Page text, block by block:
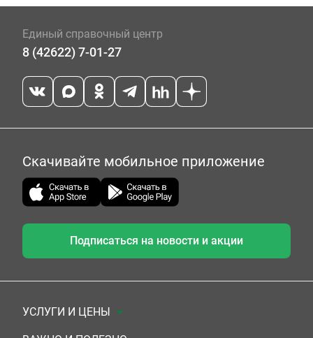
Единый справочный центр
8 (42622) 7-01-27
Скачивайте мобильное приложение
Подписаться на новости и акции
УСЛУГИ И ЦЕНЫ